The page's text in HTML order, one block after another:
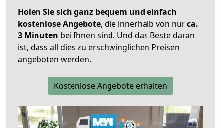
Holen Sie sich ganz bequem und einfach
kostenlose Angebote, die innerhalb von nurca.
3 Minuten bei Ihnen sind. Und das Beste daran
ist, dass all dies zu erschwinglichen Preisen
angeboten werden.
Kostenlose Angebote erhalten